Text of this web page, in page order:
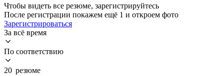
Чтобы видеть все резюме, зарегистрируйтесь
После регистрации покажем ещё 1 и откроем фото
Зарегистрироваться
За всё время
По соответствию
20 резюме